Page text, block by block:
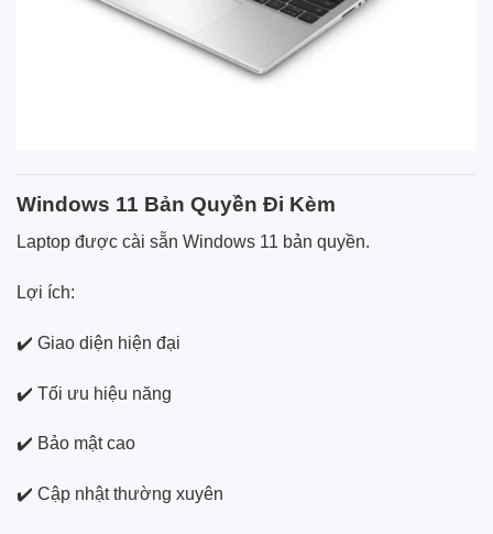
Windows 11 Bản Quyền Đi Kèm
Laptop được cài sẵn Windows 11 bản quyền.
Lợi ích:
✔️ Giao diện hiện đại
✔️ Tối ưu hiệu năng
✔️ Bảo mật cao
✔️ Cập nhật thường xuyên